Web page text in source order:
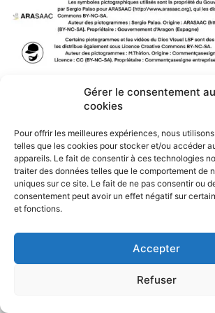
Gérer le consentement
cookies
Pour offrir les meilleures expériences, nous
telles que les cookies pour stocker et/ou accéder
appareils. Le fait de consentir à ces technologies
traiter des données telles que le comportement de
uniques sur ce site. Le fait de ne pas consentir ou
consentement peut avoir un effet négatif sur
et fonctions.
Accepter
Refuser
e
b
o
o
k
W
h
t
s
A
p
p
M
s
e
n
g
e
t
r